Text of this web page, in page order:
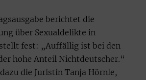
berichtet die
über Sexualdelikte in
fest: „Auffällig ist bei den
hohe Anteil Nichtdeutscher.“
die Juristin Tanja Hörnle,